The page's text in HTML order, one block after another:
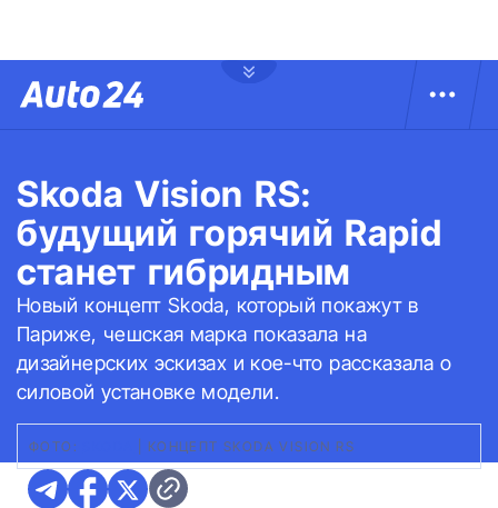
Skoda Vision RS:
будущий горячий Rapid
станет гибридным
Новый концепт Skoda, который покажут в
Париже, чешская марка показала на
дизайнерских эскизах и кое-что рассказала о
силовой установке модели.
ФОТО: КОНЦЕПТ SKODA VISION RS